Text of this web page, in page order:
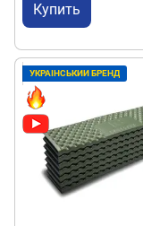
Купить
УКРАЇНСЬКИЙ БРЕНД